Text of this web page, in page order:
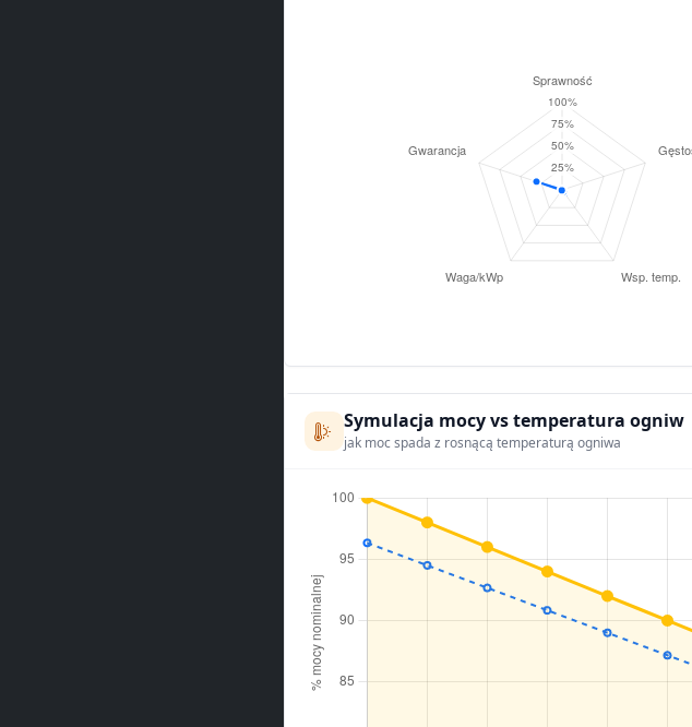
Symulacja mocy vs temperatura ogniw
jak moc spada z rosnącą temperaturą ogniwa